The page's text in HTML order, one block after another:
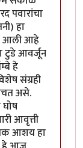
पवारांचा
हा
आली आहे
टुडे आवर्जून
हे
संग्रही
असे.
आवृत्ती
आशय हा